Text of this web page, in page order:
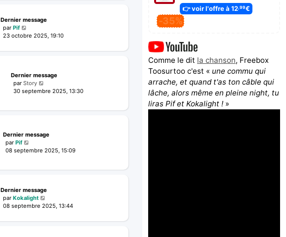
Dernier message
par Pif
23 octobre 2025, 19:10
Dernier message
parStory
30 septembre 2025, 13:30
Dernier message
parPif
08 septembre 2025, 15:09
Dernier message
par Kokalight
08 septembre 2025, 13:44
👉 voir l'offre à 12,99€
-35%
Comme le dit la chanson, Freebox
Toosurtoo c'est « une commu qui
arrache, et quand t'as ton câble qui
lâche, alors même en pleine night, tu
liras Pif et Kokalight ! »